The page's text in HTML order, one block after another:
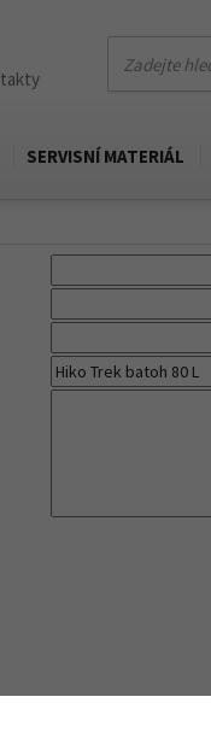
SERVISNÍ MATERIÁL